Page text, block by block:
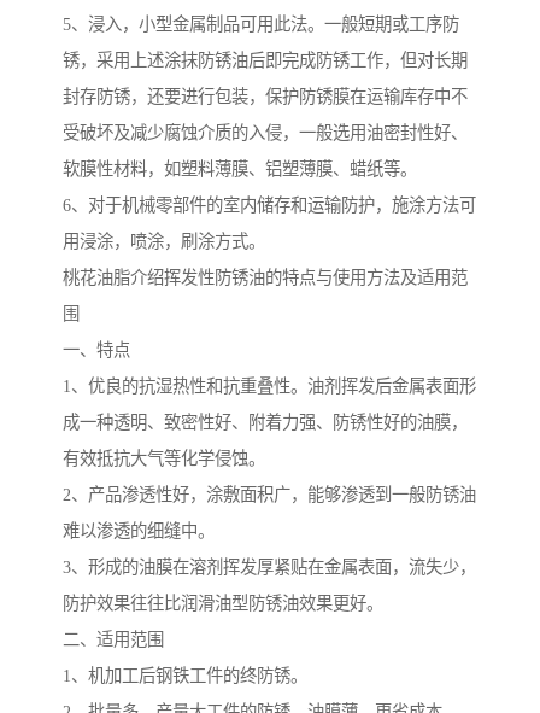
5、浸入，小型金属制品可用此法。一般短期或工序防
锈，采用上述涂抹防锈油后即完成防锈工作，但对长期
封存防锈，还要进行包装，保护防锈膜在运输库存中不
受破坏及减少腐蚀介质的入侵，一般选用油密封性好、
软膜性材料，如塑料薄膜、铝塑薄膜、蜡纸等。
6、对于机械零部件的室内储存和运输防护，施涂方法可
用浸涂，喷涂，刷涂方式。
桃花油脂介绍挥发性防锈油的特点与使用方法及适用范
围
一、特点
1、优良的抗湿热性和抗重叠性。油剂挥发后金属表面形
成一种透明、致密性好、附着力强、防锈性好的油膜，
有效抵抗大气等化学侵蚀。
2、产品渗透性好，涂敷面积广，能够渗透到一般防锈油
难以渗透的细缝中。
3、形成的油膜在溶剂挥发厚紧贴在金属表面，流失少，
防护效果往往比润滑油型防锈油效果更好。
二、适用范围
1、机加工后钢铁工件的终防锈。